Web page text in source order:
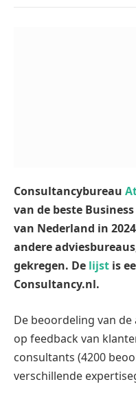
Consultancybureau
van de beste
van Nederland in
andere
gekregen. De lijst is
Consultancy.nl.
De beoordeling van
op feedback van
consultants (4200
verschillende